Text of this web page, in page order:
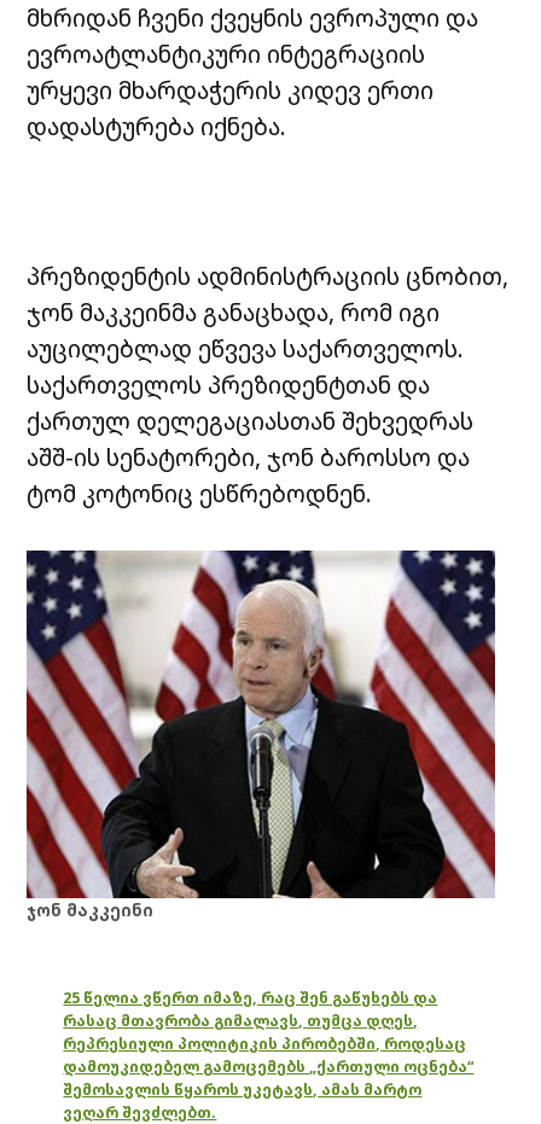
მხრიდან ჩვენი ქვეყნის ევროპული და
ევროატლანტიკური ინტეგრაციის
ურყევი მხარდაჭერის კიდევ ერთი
დადასტურება იქნება.
პრეზიდენტის ადმინისტრაციის ცნობით,
ჯონ მაკკეინმა განაცხადა, რომ იგი
აუცილებლად ეწვევა საქართველოს.
საქართველოს პრეზიდენტთან და
ქართულ დელეგაციასთან შეხვედრას
აშშ-ის სენატორები, ჯონ ბაროსსო და
ტომ კოტონიც ესწრებოდნენ.
ჯონ მაკკეინი
25 წელია ვწერთ იმაზე, რაც შენ გაწუხებს და
რასაც მთავრობა გიმალავს, თუმცა დღეს,
რეპრესიული პოლიტიკის პირობებში, როდესაც
დამოუკიდებელ გამოცემებს „ქართული ოცნება“
შემოსავლის წყაროს უკეტავს, ამას მარტო
ვეღარ შევძლებთ.